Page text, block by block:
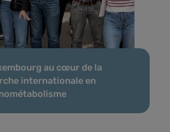
au cœur de la
internationale en